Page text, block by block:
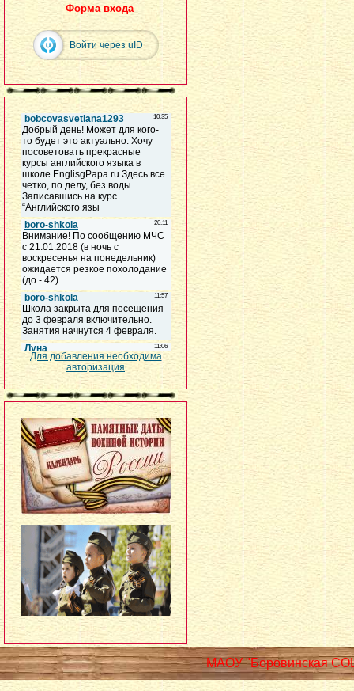
Форма входа
Войти через uID
Для добавления необходима
авторизация
МАОУ "Боровинская